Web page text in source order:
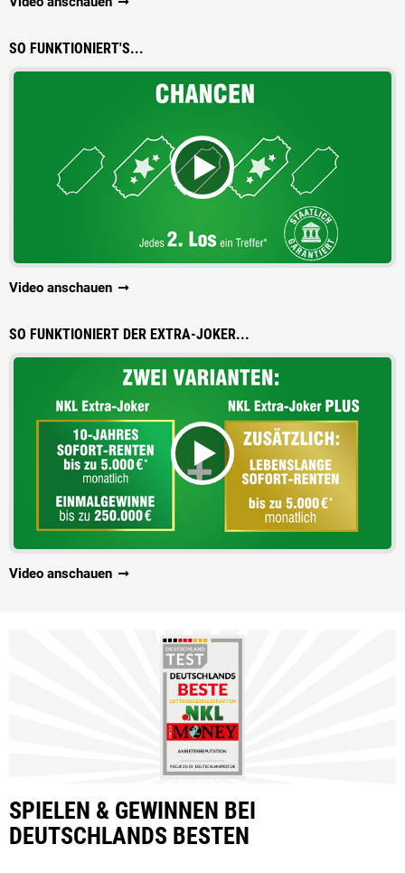
SO FUNKTIONIERT'S...
Video anschauen
SO FUNKTIONIERT DER EXTRA-JOKER...
Video anschauen
SPIELEN & GEWINNEN BEI
DEUTSCHLANDS BESTEN